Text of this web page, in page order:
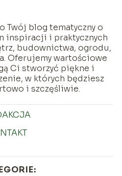
Twój blog tematyczny o
inspiracji i praktycznych
budownictwa, ogrodu,
Oferujemy wartościowe
Ci stworzyć piękne i
w których będziesz
i szczęśliwie.